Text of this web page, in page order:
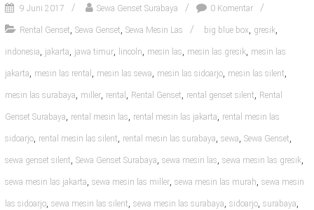
9 Juni 2017 Sewa Genset Surabaya 0 Komentar
Rental Genset, Sewa Genset, Sewa Mesin Las big blue box, gresik,
indonesia, jakarta, jawa timur, lincoln, mesin las, mesin las gresik, mesin las
jakarta, mesin las rental , mesin las sewa, mesin las sidoarjo, mesin las silent,
mesin las surabaya, miller, rental , Rental Genset, rental genset silent, Rental
Genset Surabaya, rental mesin las, rental mesin las jakarta, rental mesin las
sidoarjo, rental mesin las silent, rental mesin las surabaya, sewa, Sewa Genset,
sewa genset silent, Sewa Genset Surabaya, sewa mesin las, sewa mesin las gresik,
sewa mesin las jakarta, sewa mesin las miller, sewa mesin las murah, sewa mesin
las sidoarjo, sewa mesin las silent, sewa mesin las surabaya, sidoarjo, surabaya,